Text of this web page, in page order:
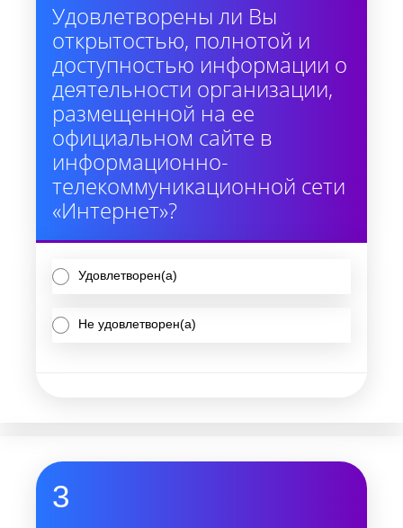
Удовлетворены ли Вы
открытостью, полнотой и
доступностью информации о
деятельности организации,
размещенной на ее
официальном сайте в
информационно-
телекоммуникационной сети
«Интернет»?
Удовлетворен(а)
Не удовлетворен(а)
3